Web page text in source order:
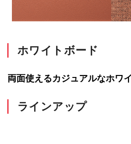
ホワイトボード
両面使えるカジュアルなホワ
ラインアップ